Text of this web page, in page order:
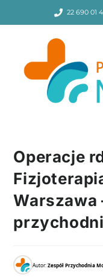
22 690 01
Operacje
Warszawa
Autor:Zespół Przychodnia